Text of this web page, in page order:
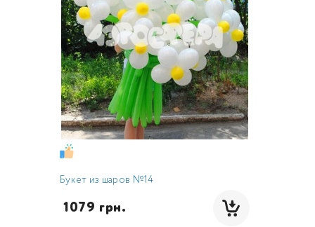
Букет из шаров №14
1079 грн.